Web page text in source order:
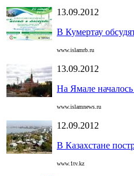
13.09.2012
В Кумертау
www.islamrb.ru
13.09.2012
На Ямале началось
www.islamnews.ru
12.09.2012
В Казахстане
www.1tv.kz